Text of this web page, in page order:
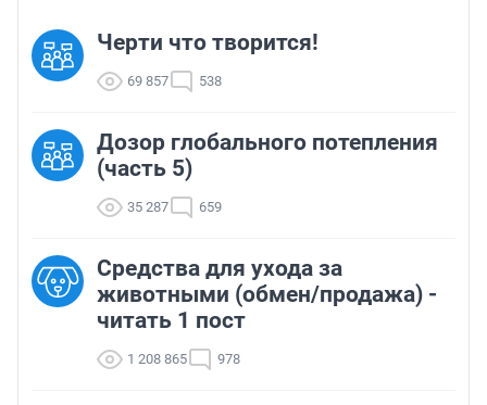
Черти что творится!
69 857 538
Дозор глобального потепления
(часть 5)
35 287 659
Средства для ухода за
животными (обмен/продажа) -
читать 1 пост
1 208 865 978